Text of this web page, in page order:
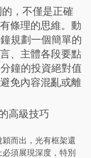
，不僅是正確
條理的思維。動
規劃一個簡單的
、主體各段要點
鐘的投資絕對值
免內容混亂或離
高級技巧
而出，光有框架還
須展現深度，特別